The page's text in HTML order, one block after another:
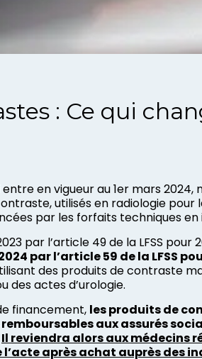
: Ce qui
entre en vigueur au 1er mars
utilisés en radiologie pour
par les forfaits techniques
par l’article 49 de la LFSS pour
par l’article 59 de la LFSS
des produits de contraste
des actes d’urologie.
financement, les produits de
aux assurés
Il reviendra alors aux médecins
après achat auprès des